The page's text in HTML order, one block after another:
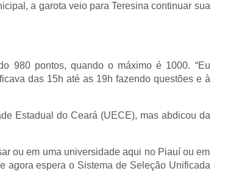
a garota veio para Teresina continuar sua
980 pontos, quando o máximo é 1000. “Eu
das 15h até as 19h fazendo questões e à
Estadual do Ceará (UECE), mas abdicou da
ou em uma universidade aqui no Piauí ou em
agora espera o Sistema de Seleção Unificada